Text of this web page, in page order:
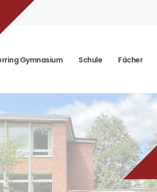
Gymnasium Schule Fächer